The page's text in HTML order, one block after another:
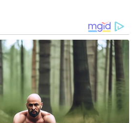
pelo PPS. Desde 2022,
Ibram.
fez parte do grupo de
da Justiça que assinaram um
ao Supremo Tribunal Federal
que haviam sido alvo